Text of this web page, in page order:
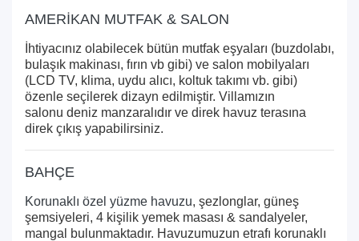
AMERİKAN MUTFAK & SALON
İhtiyacınız olabilecek bütün mutfak eşyaları (buzdolabı,
bulaşık makinası, fırın vb gibi) ve salon mobilyaları
(LCD TV, klima, uydu alıcı, koltuk takımı vb. gibi)
özenle seçilerek dizayn edilmiştir. Villamızın
salonu deniz manzaralıdır ve direk havuz terasına
direk çıkış yapabilirsiniz.
BAHÇE
Korunaklı özel yüzme havuzu, şezlonglar, güneş
şemsiyeleri, 4 kişilik yemek masası & sandalyeler,
mangal bulunmaktadır. Havuzumuzun etrafı korunaklı